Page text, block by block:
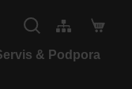
& Podpora